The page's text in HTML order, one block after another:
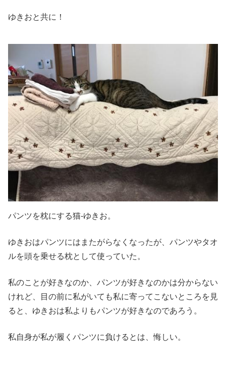
ゆきおと共に！
パンツを枕にする猫-ゆきお。
ゆきおはパンツにはまたがらなくなったが、パンツやタオ
ルを頭を乗せる枕として使っていた。
私のことが好きなのか、パンツが好きなのかは分からない
けれど、目の前に私がいても私に寄ってこないところを見
ると、ゆきおは私よりもパンツが好きなのであろう。
私自身が私が履くパンツに負けるとは、悔しい。